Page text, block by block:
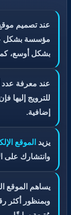
عند تصميم موقع
مؤسسة بشكل
بشكل أوسع،
عند معرفة عدد
للترويج إليها
إضافية.
يزيد الموقع
وانتشارك على
يساهم الموقع
وبمنظور أكثر